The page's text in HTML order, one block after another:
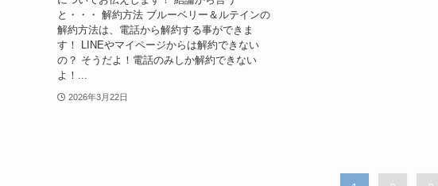
と・・・ 解約方法 ブルーベリー＆ルテインの
解約方法は、電話から解約する事ができま
す！ LINEやマイページからは解約できない
の？ そうだよ！電話のみしか解約できない
よ！...
2026年3月22日